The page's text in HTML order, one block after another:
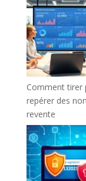
Comment tirer
repérer des
revente